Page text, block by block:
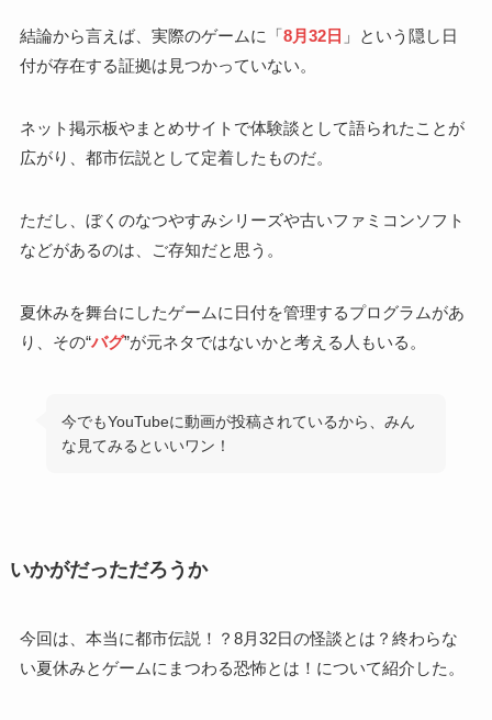
結論から言えば、実際のゲームに「8月32日 」という隠し日
付が存在する証拠は見つかっていない。
ネット掲示板やまとめサイトで体験談として語られたことが
広がり、都市伝説として定着したものだ。
ただし、ぼくのなつやすみシリーズや古いファミコンソフト
などがあるのは、ご存知だと思う。
夏休みを舞台にしたゲームに日付を管理するプログラムがあ
り、その“バグ”が元ネタではないかと考える人もいる。
今でもYouTubeに動画が投稿されているから、みん
な見てみるといいワン！
いかがだっただろうか
今回は、本当に都市伝説！？8月32日の怪談とは？終わらな
い夏休みとゲームにまつわる恐怖とは！について紹介した。